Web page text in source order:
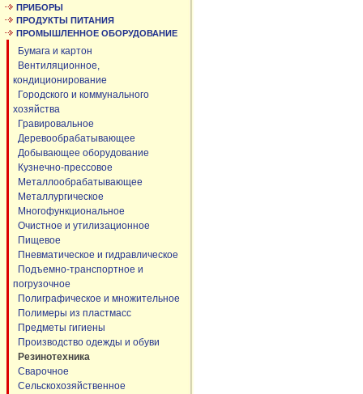
ПРИБОРЫ
ПРОДУКТЫ ПИТАНИЯ
ПРОМЫШЛЕННОЕ ОБОРУДОВАНИЕ
Бумага и картон
Вентиляционное,
кондиционирование
Городского и коммунального
хозяйства
Гравировальное
Деревообрабатывающее
Добывающее оборудование
Кузнечно-прессовое
Металлообрабатывающее
Металлургическое
Многофункциональное
Очистное и утилизационное
Пищевое
Пневматическое и гидравлическое
Подъемно-транспортное и
погрузочное
Полиграфическое и множительное
Полимеры из пластмасс
Предметы гигиены
Производство одежды и обуви
Резинотехника
Сварочное
Сельскохозяйственное